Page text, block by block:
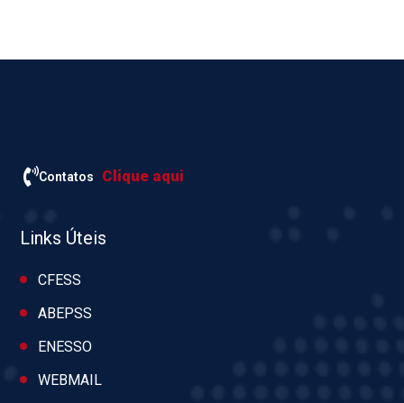
Contatos Clique aqui
Links Úteis
CFESS
ABEPSS
ENESSO
WEBMAIL